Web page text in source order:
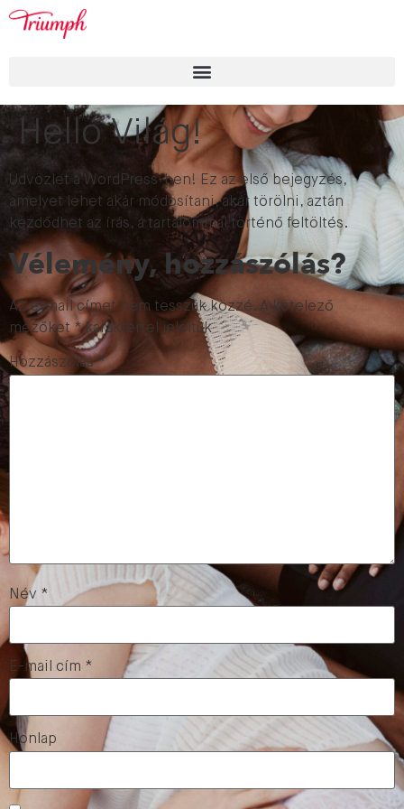
Helló Világ!
Üdvözlet a WordPress-ben! Ez az első bejegyzés,
amelyet lehet akár módosítani, akár törölni, aztán
kezdődhet az írás, a tartalommal történő feltöltés.
Vélemény, hozzászólás?
Az e-mail címet nem tesszük közzé. A kötelező
mezőket*karakterrel jelöltük
Hozzászólás*
Név *
E-mail cím *
Honlap